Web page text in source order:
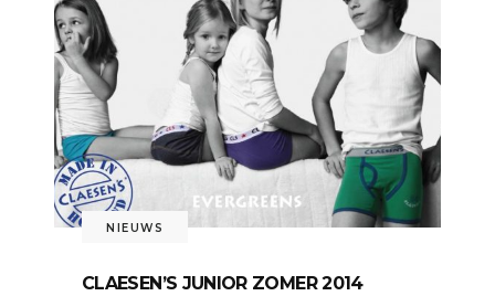
NIEUWS
CLAESEN’S JUNIOR ZOMER 2014